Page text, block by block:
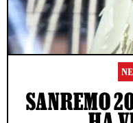
SANREMO